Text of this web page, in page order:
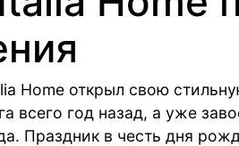
Home открыл свою
всего год назад, а уже
Праздник в честь дня